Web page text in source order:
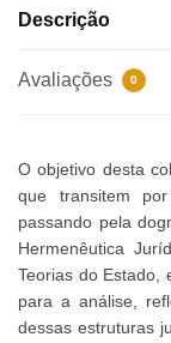
Direito
quantidade
Descrição
Avaliações 0
O objetivo desta
que transitem
passando pela
Hermenêutica
Teorias do Estado,
para a análise,
dessas estruturas